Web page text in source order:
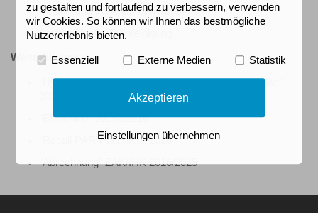
Kinder- und Jugendprophylaxe
Professionelle Zahnreinigung
Weiterbildungen
“Hygiene in der Praxis” & “Zahnfleischerkrankungen”
“Bleaching” 2015/20216
“Recall PAR-Patienten” 2026
“Abrechnung” ZÄK/IHK 2016/2025
zu gestalten und fortlaufend zu verbessern, verwenden
wir Cookies. So können wir Ihnen das bestmögliche
Nutzererlebnis bieten.
Essenziell Externe Medien Statistik
Akzeptieren
Einstellungen übernehmen